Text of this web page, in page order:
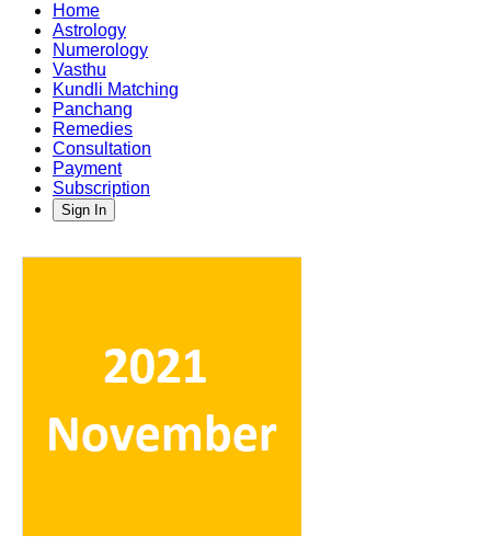
Home
Astrology
Numerology
Vasthu
Kundli Matching
Panchang
Remedies
Consultation
Payment
Subscription
Sign In